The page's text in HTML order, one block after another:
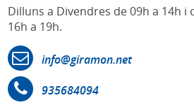
Dilluns a Divendres de 09h a 14h i
16h a 19h.
info@giramon.net
935684094